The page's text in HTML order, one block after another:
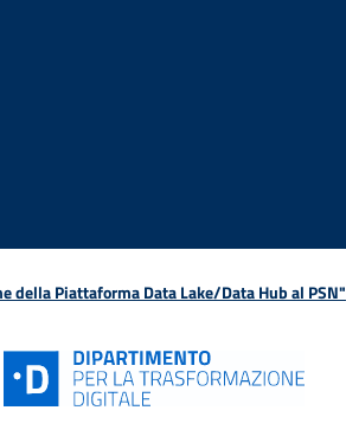
della Piattaforma Data Lake/Data Hub al PSN"